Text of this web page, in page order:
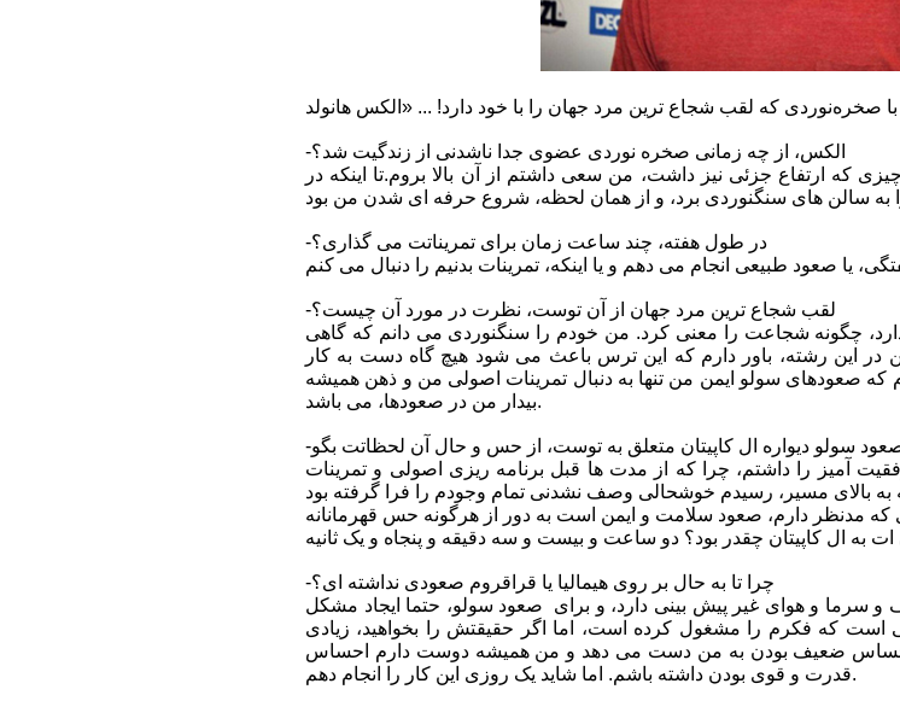
-الکس، از چه زمانی صخره نوردی عضوی جدا ناشدنی از زندگیت شد؟
که ارتفاع جزئی نیز داشت، من سعی داشتم از آن بالا بروم.تا اینکه در
-در طول هفته، چند ساعت زمان برای تمریناتت می گذاری؟
-لقب شجاع ترین مرد جهان از آن توست، نظرت در مورد آن چیست؟
چگونه شجاعت را معنی کرد. من خودم را سنگنوردی می دانم که گاهی
این رشته، باور دارم که این ترس باعث می شود هیچ گاه دست به کار
که صعودهای سولو ایمن من تنها به دنبال تمرینات اصولی من و ذهن همیشه
بیدار من در صعودها، می باشد.
آمیز را داشتم، چرا که از مدت ها قبل برنامه ریزی اصولی و تمرینات
-چرا تا به حال بر روی هیمالیا یا قراقروم صعودی نداشته ای؟
و سرما و هوای غیر پیش بینی دارد، و برای صعود سولو، حتما ایجاد مشکل
است که فکرم را مشغول کرده است، اما اگر حقیقتش را بخواهید، زیادی
احساس ضعیف بودن به من دست می دهد و من همیشه دوست دارم احساس
قدرت و قوی بودن داشته باشم. اما شاید یک روزی این کار را انجام دهم.